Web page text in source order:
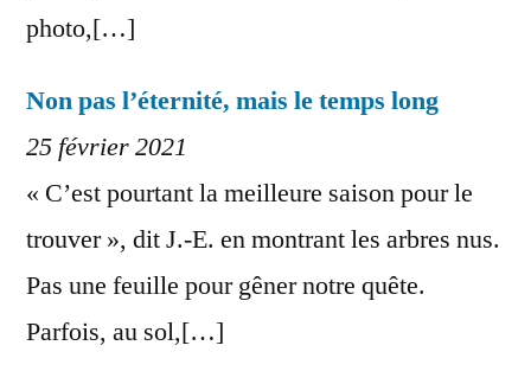
photo,[…]
Non pas l’éternité, mais le temps long
25 février 2021
« C’est pourtant la meilleure saison pour le
trouver », dit J.-E. en montrant les arbres nus.
Pas une feuille pour gêner notre quête.
Parfois, au sol,[…]